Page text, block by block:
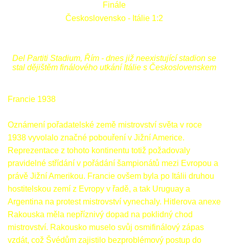
Finále
Československo - Itálie 1:2
Del Partiti Stadium, Řím - dnes již neexistující stadion se
stal dějištěm finálového utkání Itálie s Československem
Francie 1938
Oznámení pořadatelské země mistrovství světa v roce
1938 vyvolalo značné pobouření v Jižní Americe.
Reprezentace z tohoto kontinentu totiž požadovaly
pravidelné střídání v pořádání šampionátů mezi Evropou a
právě Jižní Amerikou. Francie ovšem byla po Itálii druhou
hostitelskou zemí z Evropy v řadě, a tak Uruguay a
Argentina na protest mistrovství vynechaly. Hitlerova anexe
Rakouska měla nepříznivý dopad na poklidný chod
mistrovství. Rakousko muselo svůj osmifinálový zápas
vzdát, což Švédům zajistilo bezproblémový postup do